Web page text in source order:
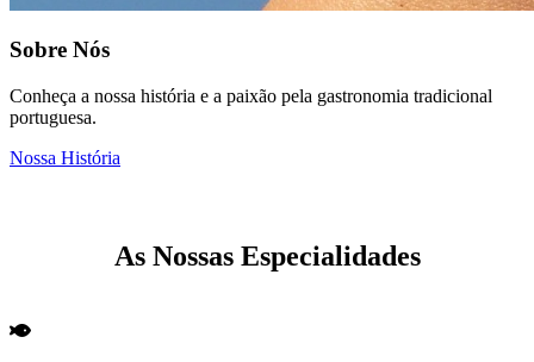
Sobre Nós
Conheça a nossa história e a paixão pela gastronomia tradicional
portuguesa.
Nossa História
As Nossas Especialidades